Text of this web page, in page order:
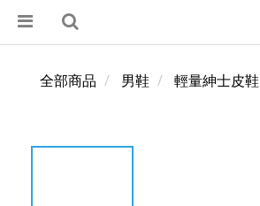
全部商品 男鞋 輕量紳士皮鞋